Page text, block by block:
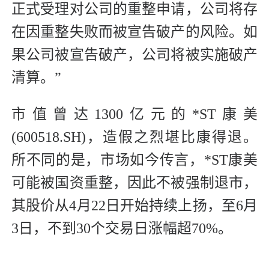
正式受理对公司的重整申请，公司将存
在因重整失败而被宣告破产的风险。如
果公司被宣告破产，公司将被实施破产
清算。”
市值曾达1300亿元的*ST康美
(600518.SH)，造假之烈堪比康得退。
所不同的是，市场如今传言，*ST康美
可能被国资重整，因此不被强制退市，
其股价从4月22日开始持续上扬，至6月
3日，不到30个交易日涨幅超70%。